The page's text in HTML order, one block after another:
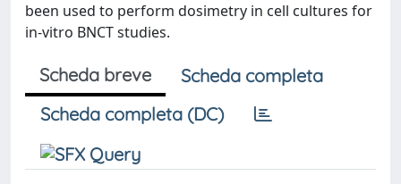
been used to perform dosimetry in cell cultures for
in-vitro BNCT studies.
Scheda breve
Scheda completa
Scheda completa (DC)